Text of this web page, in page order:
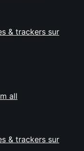
& trackers sur
all
& trackers sur